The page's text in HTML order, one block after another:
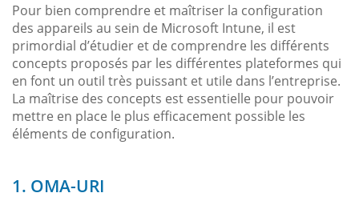
Pour bien comprendre et maîtriser la configuration
des appareils au sein de Microsoft Intune, il est
primordial d’étudier et de comprendre les différents
concepts proposés par les différentes plateformes qui
en font un outil très puissant et utile dans l’entreprise.
La maîtrise des concepts est essentielle pour pouvoir
mettre en place le plus efficacement possible les
éléments de configuration.
1. OMA-URI